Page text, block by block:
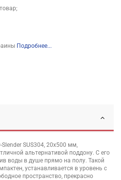
Подробнее...
SUS304, 20x500 мм,
альтернативой поддону. С его
воды в душе прямо на полу. Такой
устанавливается в уровень с
пространство, прекрасно